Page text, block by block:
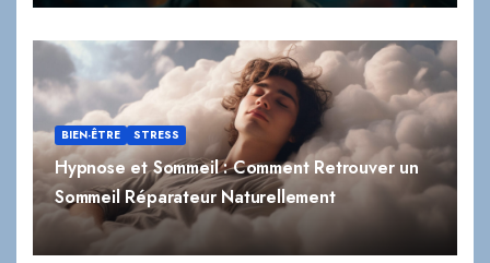
BIEN-ÊTRE STRESS
Hypnose et Sommeil : Comment Retrouver un
Sommeil Réparateur Naturellement